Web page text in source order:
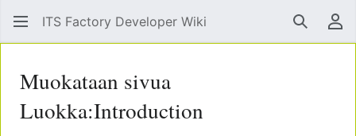
ITS Factory Developer Wiki Hae
Muokataan sivua
Luokka:Introduction